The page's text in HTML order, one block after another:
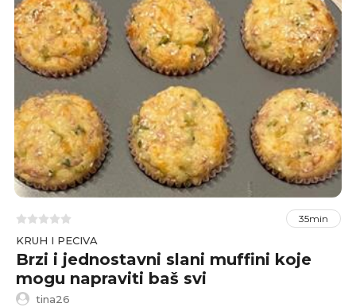
35min
KRUH I PECIVA
Brzi i jednostavni slani muffini koje
mogu napraviti baš svi
tina26